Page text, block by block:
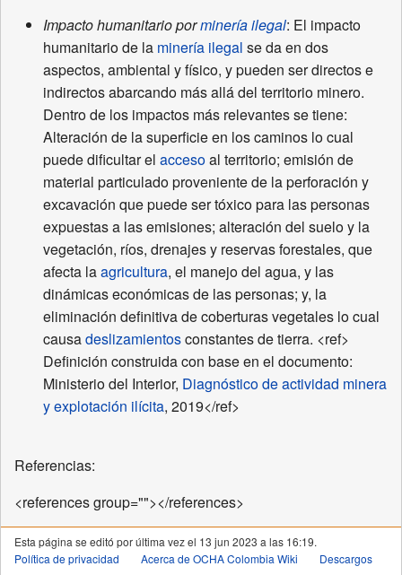
Impacto humanitario porminería ilegal: El impacto
humanitario de la minería ilegal se da en dos
aspectos, ambiental y físico, y pueden ser directos e
indirectos abarcando más allá del territorio minero.
Dentro de los impactos más relevantes se tiene:
Alteración de la superficie en los caminos lo cual
puede dificultar el accesoal territorio; emisión de
material particulado proveniente de la perforación y
excavación que puede ser tóxico para las personas
expuestas a las emisiones; alteración del suelo y la
vegetación, ríos, drenajes y reservas forestales, que
afecta laagricultura, el manejo del agua, y las
dinámicas económicas de las personas; y, la
eliminación definitiva de coberturas vegetales lo cual
causadeslizamientosconstantes de tierra. <ref>
Definición construida con base en el documento:
Ministerio del Interior, Diagnóstico de actividad minera
y explotación ilícita, 2019</ref>
Referencias:
<references group=""></references>
Esta página se editó por última vez el 13 jun 2023 a las 16:19.
Política de privacidad
Acerca de OCHA Colombia Wiki Descargos